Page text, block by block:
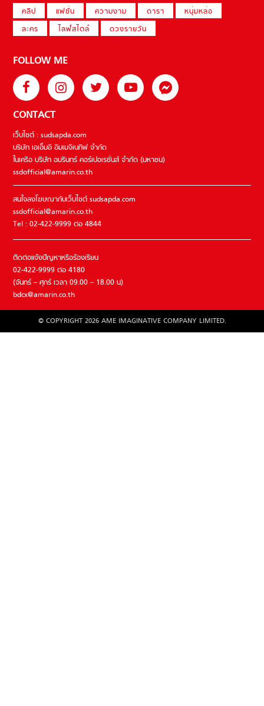
คลิป แฟชั่น ความงาม ดารา
หนุ่มหล่อ
ละคร
ไลฟ์สไตล์ ดวงรายวัน
FOLLOW ME
CONTACT
เว็บไซต์ : sudsapda.com
บริษัท เอเอ็มอี อิมเมจิเนทีฟ จำกัด
ในเครือ บริษัท อมรินทร์ คอร์เปอเรชั่นส์ จำกัด (มหาชน)
ssdofficial@amarin.co.th
สนใจลงโฆษณากับเว็บไซต์ sudsapda.com
ssdofficial@amarin.co.th
Tel : 02-422-9999 ต่อ 4844
ติดต่อแจ้งปัญหาหรือร้องเรียน
02-422-9999 ต่อ 4180
(จันทร์ – ศุกร์ เวลา 09.00 – 18.00 น)
bdcx@amarin.co.th
© COPYRIGHT 2026 AME IMAGINATIVE COMPANY LIMITED.